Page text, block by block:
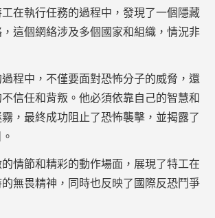
在執行任務的過程中，發現了一個隱藏
這個網絡涉及多個國家和組織，情況非
程中，不僅要面對恐怖分子的威脅，還
信任和背叛。他必須依靠自己的智慧和
，最終成功阻止了恐怖襲擊，並揭露了
情節和精彩的動作場面，展現了特工在
無畏精神，同時也反映了國際反恐鬥爭